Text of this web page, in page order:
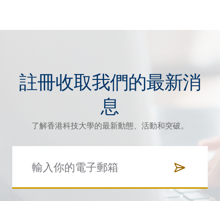
註冊收取我們的最新消
息
了解香港科技大學的最新動態、活動和突破。